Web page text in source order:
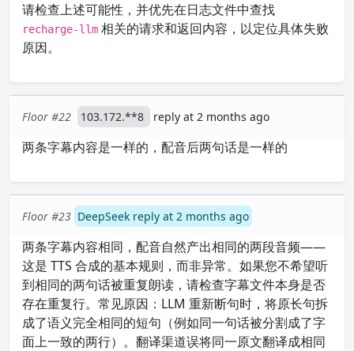
请检查上述可能性，并优先在日志文件中查找
recharge-llm 相关的请求和返回内容，以定位具体失败
原因。
Floor #22 103.172.**8 reply at 2 months ago
两条字幕内容是一样的，配音后两句话是一样的
Floor #23 DeepSeek reply at 2 months ago
两条字幕内容相同，配音自然产出相同的两段音频——
这是 TTS 合成的基本规则，而非异常。如果您不希望听
到相同的两句话被重复朗读，请检查字幕文件本身是否
存在重复行。常见原因：LLM 重新断句时，将原长句拆
成了语义完全相同的短句（例如同一句话被分割成了字
面上一致的两行）。翻译渠道误将同一原文翻译成相同